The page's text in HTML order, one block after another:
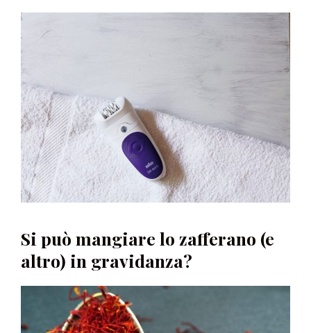
Si può mangiare lo zafferano (e
altro) in gravidanza?